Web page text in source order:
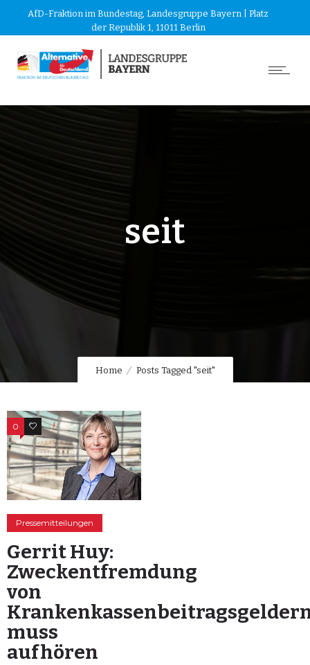
AfD-Fraktion im Bundestag, Landesgruppe Bayern | Platz
der Republik 1, 11011 Berlin
seit
Home Posts Tagged "seit"
0 0
Pressemitteilungen
Gerrit Huy:
Zweckentfremdung
von
muss
aufhören